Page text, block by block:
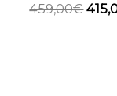
459,00€